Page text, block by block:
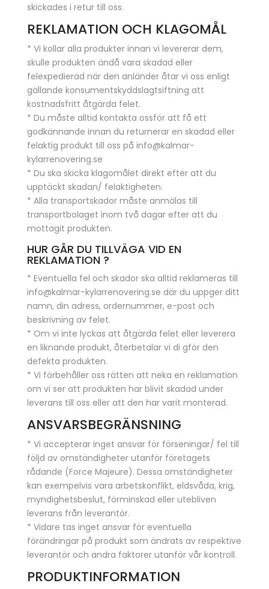
skickades i retur till oss.
REKLAMATION OCH KLAGOMÅL
* Vi kollar alla produkter innan vi levererar dem,
skulle produkten ändå vara skadad eller
felexpedierad när den anländer åtar vi oss enligt
gällande konsumentskyddslagtsiftning att
kostnadsfritt åtgärda felet.
* Du måste alltid kontakta ossför att få ett
godkännande innan du returnerar en skadad eller
felaktig produkt till oss på info@kalmar-
kylarrenovering.se
* Du ska skicka klagomålet direkt efter att du
upptäckt skadan/ felaktigheten.
* Alla transportskador måste anmälas till
transportbolaget inom två dagar efter att du
mottagit produkten.
HUR GÅR DU TILLVÄGA VID EN
REKLAMATION ?
* Eventuella fel och skador ska alltid reklameras till
info@kalmar-kylarrenovering.se där du uppger ditt
namn, din adress, ordernummer, e-post och
beskrivning av felet.
* Om vi inte lyckas att åtgärda felet eller leverera
en liknande produkt, återbetalar vi di gför den
defekta produkten.
* Vi förbehåller oss rätten att neka en reklamation
om vi ser att produkten har blivit skadad under
leverans till oss eller att den har varit monterad.
ANSVARSBEGRÄNSNING
* Vi accepterar inget ansvar för förseningar/ fel till
följd av omständigheter utanför företagets
rådande (Force Majeure). Dessa omständigheter
kan exempelvis vara arbetskonflikt, eldsvåda, krig,
myndighetsbeslut, förminskad eller utebliven
leverans från leverantör.
* Vidare tas inget ansvar för eventuella
förändringar på produkt som ändrats av respektive
leverantör och andra faktorer utanför vår kontroll.
PRODUKTINFORMATION